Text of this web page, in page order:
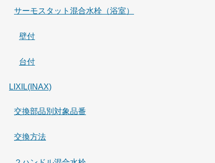
サーモスタット混合水栓（浴室）
壁付
台付
LIXIL(INAX)
交換部品別対象品番
交換方法